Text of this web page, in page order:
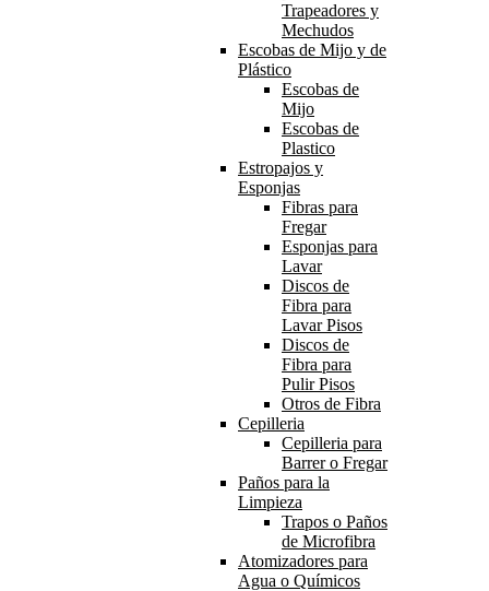
Trapeadores y
Mechudos
Escobas de Mijo y de
Plástico
Escobas de
Mijo
Escobas de
Plastico
Estropajos y
Esponjas
Fibras para
Fregar
Esponjas para
Lavar
Discos de
Fibra para
Lavar Pisos
Discos de
Fibra para
Pulir Pisos
Otros de Fibra
Cepilleria
Cepilleria para
Barrer o Fregar
Paños para la
Limpieza
Trapos o Paños
de Microfibra
Atomizadores para
Agua o Químicos